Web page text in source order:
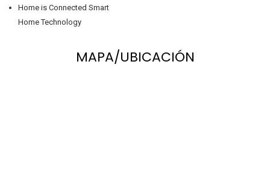
Home is Connected Smart
Home Technology
MAPA/UBICACIÓN